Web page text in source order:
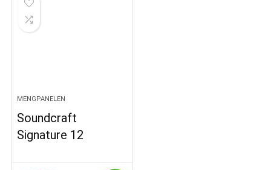
MENGPANELEN
Soundcraft
Signature 12